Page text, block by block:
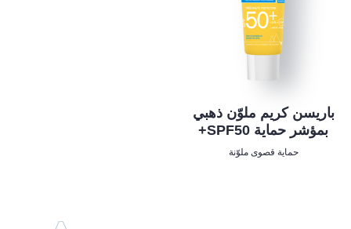
باريسن كريم ملوّن ذهبي
بمؤشر حماية SPF50+
حماية قصوى ملوّنة